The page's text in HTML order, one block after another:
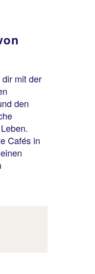
mit der
den
Cafés in